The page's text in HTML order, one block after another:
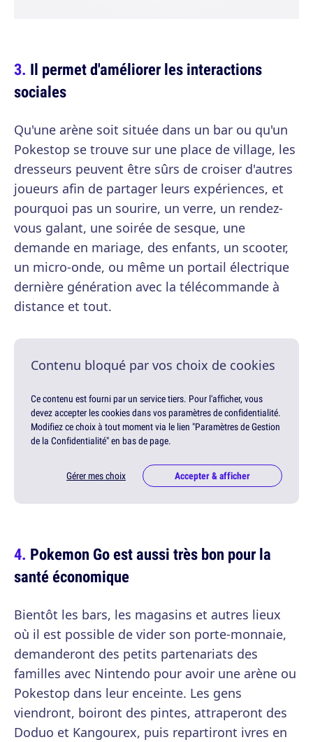
Il permet d'améliorer les interactions
sociales
Qu'une arène soit située dans un bar ou qu'un
Pokestop se trouve sur une place de village, les
dresseurs peuvent être sûrs de croiser d'autres
joueurs afin de partager leurs expériences, et
pourquoi pas un sourire, un verre, un rendez-
vous galant, une soirée de sesque, une
demande en mariage, des enfants, un scooter,
un micro-onde, ou même un portail électrique
dernière génération avec la télécommande à
distance et tout.
Contenu bloqué par vos choix de cookies
Ce contenu est fourni par un service tiers. Pour l'afficher, vous
devez accepter les cookies dans vos paramètres de confidentialité.
Modifiez ce choix à tout moment via le lien "Paramètres de Gestion
de la Confidentialité" en bas de page.
Gérer mes choix Accepter & afficher
Pokemon Go est aussi très bon pour la
santé économique
Bientôt les bars, les magasins et autres lieux
où il est possible de vider son porte-monnaie,
demanderont des petits partenariats des
familles avec Nintendo pour avoir une arène ou
Pokestop dans leur enceinte. Les gens
viendront, boiront des pintes, attraperont des
Doduo et Kangourex, puis repartiront ivres en